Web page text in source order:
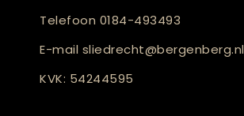
Telefoon 0184-493493
E-mail sliedrecht@bergenberg.nl
KVK: 54244595